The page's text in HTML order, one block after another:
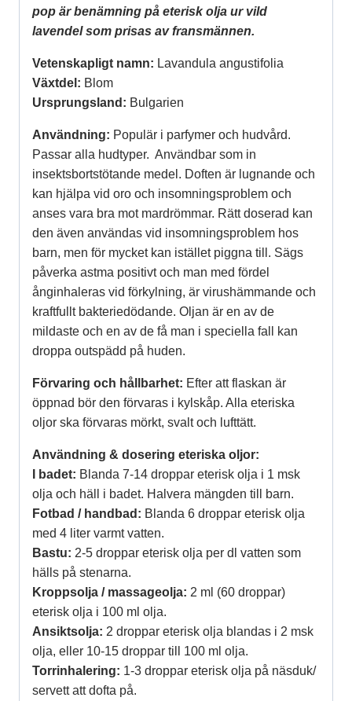
pop är benämning på eterisk olja ur vild
lavendel som prisas av fransmännen.
Vetenskapligt namn: Lavandula angustifolia
Växtdel: Blom
Ursprungsland: Bulgarien
Användning: Populär i parfymer och hudvård.
Passar alla hudtyper. Användbar som in
insektsbortstötande medel. Doften är lugnande och
kan hjälpa vid oro och insomningsproblem och
anses vara bra mot mardrömmar. Rätt doserad kan
den även användas vid insomningsproblem hos
barn, men för mycket kan istället piggna till. Sägs
påverka astma positivt och man med fördel
ånginhaleras vid förkylning, är virushämmande och
kraftfullt bakteriedödande. Oljan är en av de
mildaste och en av de få man i speciella fall kan
droppa outspädd på huden.
Förvaring och hållbarhet: Efter att flaskan är
öppnad bör den förvaras i kylskåp. Alla eteriska
oljor ska förvaras mörkt, svalt och lufttätt.
Användning & dosering eteriska oljor:
badet: Blanda 7-14 droppar eterisk olja i 1 msk
olja och häll i badet. Halvera mängden till barn.
Fotbad / handbad: Blanda 6 droppar eterisk olja
med 4 liter varmt vatten.
Bastu: 2-5 droppar eterisk olja per dl vatten som
hälls på stenarna.
Kroppsolja / massageolja: 2 ml (60 droppar)
eterisk olja i 100 ml olja.
Ansiktsolja: 2 droppar eterisk olja blandas i 2 msk
olja, eller 10-15 droppar till 100 ml olja.
Torrinhalering: 1-3 droppar eterisk olja på näsduk/
servett att dofta på.